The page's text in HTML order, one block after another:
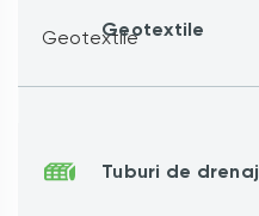
Geotextile
Tuburi de drenaj